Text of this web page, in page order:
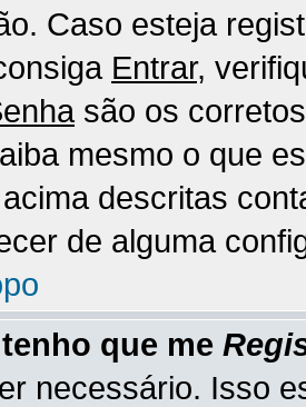
Caso esteja
Entrar,
são os
mesmo o que
descritas
de alguma
que me
necessário. Isso